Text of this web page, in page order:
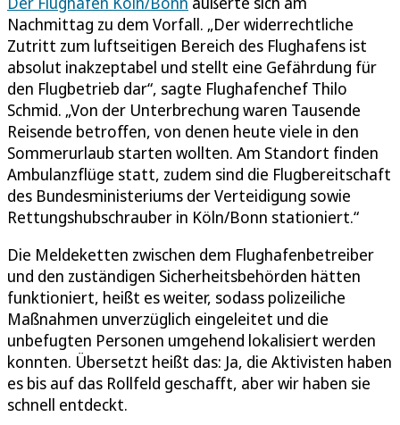
Nachmittag zu dem Vorfall. „Der widerrechtliche
Zutritt zum luftseitigen Bereich des Flughafens ist
absolut inakzeptabel und stellt eine Gefährdung für
den Flugbetrieb dar“, sagte Flughafenchef Thilo
Schmid. „Von der Unterbrechung waren Tausende
Reisende betroffen, von denen heute viele in den
Sommerurlaub starten wollten. Am Standort finden
Ambulanzflüge statt, zudem sind die Flugbereitschaft
des Bundesministeriums der Verteidigung sowie
Rettungshubschrauber in Köln/Bonn stationiert.“
Die Meldeketten zwischen dem Flughafenbetreiber
und den zuständigen Sicherheitsbehörden hätten
funktioniert, heißt es weiter, sodass polizeiliche
Maßnahmen unverzüglich eingeleitet und die
unbefugten Personen umgehend lokalisiert werden
konnten. Übersetzt heißt das: Ja, die Aktivisten haben
es bis auf das Rollfeld geschafft, aber wir haben sie
schnell entdeckt.